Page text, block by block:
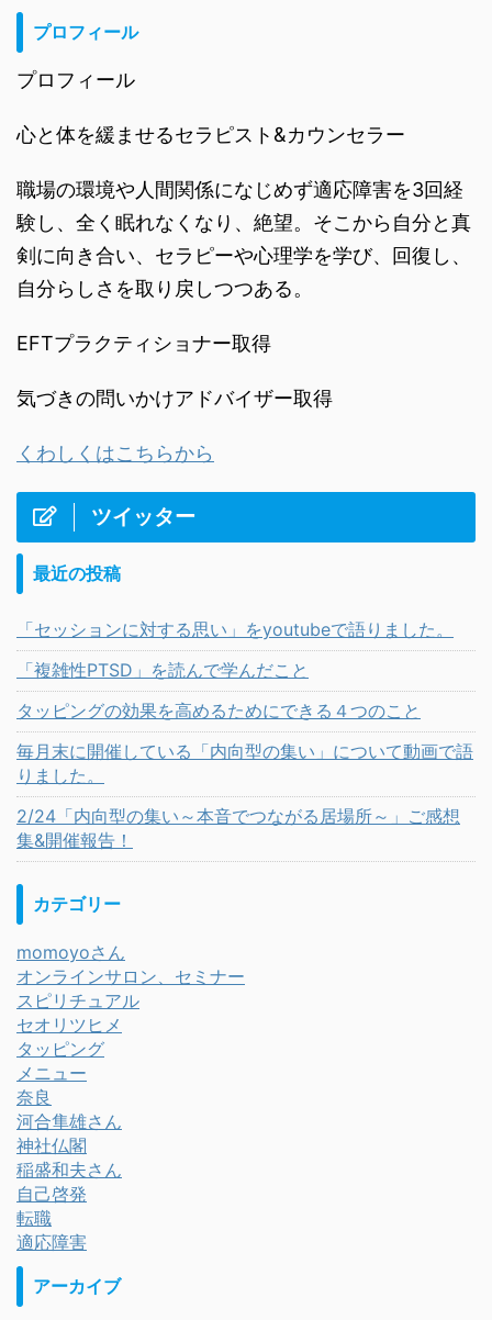
プロフィール
プロフィール
心と体を緩ませるセラピスト&カウンセラー
職場の環境や人間関係になじめず適応障害を3回経
験し、全く眠れなくなり、絶望。そこから自分と真
剣に向き合い、セラピーや心理学を学び、回復し、
自分らしさを取り戻しつつある。
EFTプラクティショナー取得
気づきの問いかけアドバイザー取得
くわしくはこちらから
ツイッター
最近の投稿
「セッションに対する思い」をyoutubeで語りました。
「複雑性PTSD」を読んで学んだこと
タッピングの効果を高めるためにできる４つのこと
毎月末に開催している「内向型の集い」について動画で語
りました。
2/24「内向型の集い～本音でつながる居場所～」ご感想
集&開催報告！
カテゴリー
momoyoさん
オンラインサロン、セミナー
スピリチュアル
セオリツヒメ
タッピング
メニュー
奈良
河合隼雄さん
神社仏閣
稲盛和夫さん
自己啓発
転職
適応障害
アーカイブ